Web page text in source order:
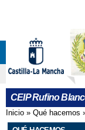
CEIP Rufino
Se
Inicio » Qué hacemos